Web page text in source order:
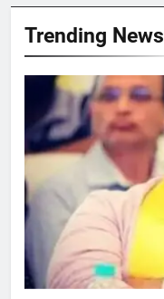
Trending News